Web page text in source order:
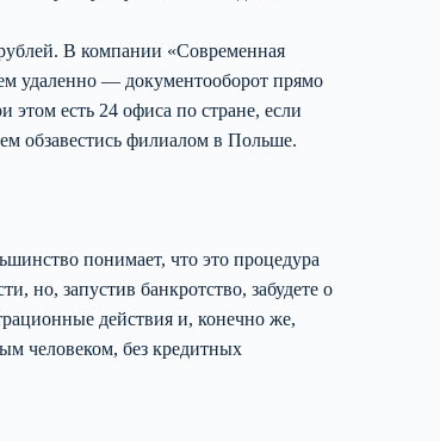
В компании «Современная
удаленно — документооборот прямо
есть 24 офиса по стране, если
обзавестись филиалом в Польше.
понимает, что это процедура
но, запустив банкротство, забудете о
действия и, конечно же,
человеком, без кредитных